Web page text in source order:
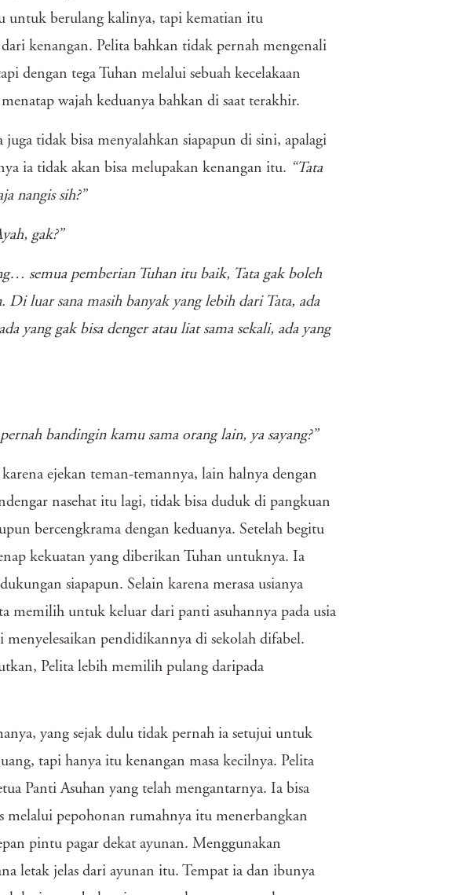
untuk berulang kalinya, tapi kematian itu
kenangan. Pelita bahkan tidak pernah mengenali
dengan tega Tuhan melalui sebuah kecelakaan
wajah keduanya bahkan di saat terakhir.
tidak bisa menyalahkan siapapun di sini, apalagi
ia tidak akan bisa melupakan kenangan itu. “Tata
nangis sih?”
gak?”
semua pemberian Tuhan itu baik, Tata gak boleh
Di luar sana masih banyak yang lebih dari Tata, ada
yang gak bisa denger atau liat sama sekali, ada yang
bandingin kamu sama orang lain, ya sayang?”
ejekan teman-temannya, lain halnya dengan
nasehat itu lagi, tidak bisa duduk di pangkuan
bercengkrama dengan keduanya. Setelah begitu
kekuatan yang diberikan Tuhan untuknya. Ia
siapapun. Selain karena merasa usianya
memilih untuk keluar dari panti asuhannya pada usia
pendidikannya di sekolah difabel.
Pelita lebih memilih pulang daripada
yang sejak dulu tidak pernah ia setujui untuk
tapi hanya itu kenangan masa kecilnya. Pelita
Panti Asuhan yang telah mengantarnya. Ia bisa
melalui pepohonan rumahnya itu menerbangkan
pintu pagar dekat ayunan. Menggunakan
letak jelas dari ayunan itu. Tempat ia dan ibunya